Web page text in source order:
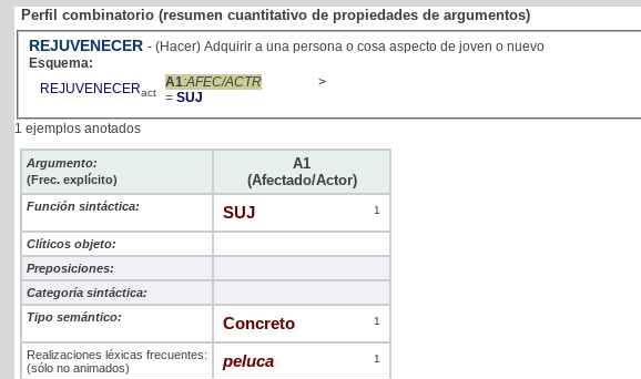
Perfil combinatorio (resumen cuantitativo de propiedades de argumentos)
REJUVENECER
- (Hacer) Adquirir a una persona o cosa aspecto de joven o nuevo
Esquema:
REJUVENECERact
A1:AFEC/ACTR
= SUJ
>
1 ejemplos anotados
Argumento:
(Frec. explícito)
A1
(Afectado/Actor)
Función sintáctica: SUJ 1
Clíticos objeto:
Preposiciones:
Categoría sintáctica:
Tipo semántico:
Concreto 1
Realizaciones léxicas frecuentes:
(sólo no animados)
peluca 1